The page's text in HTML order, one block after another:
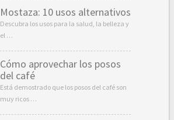
Mostaza: 10 usos alternativos
Descubra los usos para la salud, la belleza y
el …
Cómo aprovechar los posos
del café
Está demostrado que los posos del café son
muy ricos …